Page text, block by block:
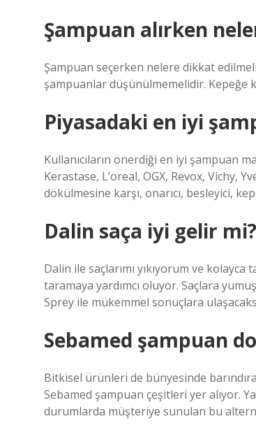
Şampuan alırken
Şampuan seçerken nelere dikkat
şampuanlar düşünülmemelidir. Kepeğe
Piyasadaki en iyi
Kullanıcıların önerdiği en iyi şampuan
Kerastase, L’oreal, OGX, Revox, Vichy,
dökülmesine karşı, onarıcı, besleyici,
Dalin saça iyi gelir mi?
Dalin ile saçlarımı yıkıyorum ve kolayca
taramaya yardımcı oluyor. Saçlara
Sprey ile mükemmel sonuçlara
Sebamed şampuan
Bitkisel ürünleri de bünyesinde
Sebamed şampuan çeşitleri yer alıyor.
durumlarda müşteriye sunulan bu